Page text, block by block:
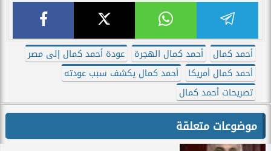
أحمد كمال أحمد كمال الهجرة
عودة أحمد كمال إلى مصر
أحمد كمال أمريكا
أحمد كمال يكشف سبب عودته
تصريحات أحمد كمال
موضوعات متعلقة